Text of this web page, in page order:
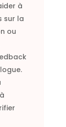
à
sur la
ou